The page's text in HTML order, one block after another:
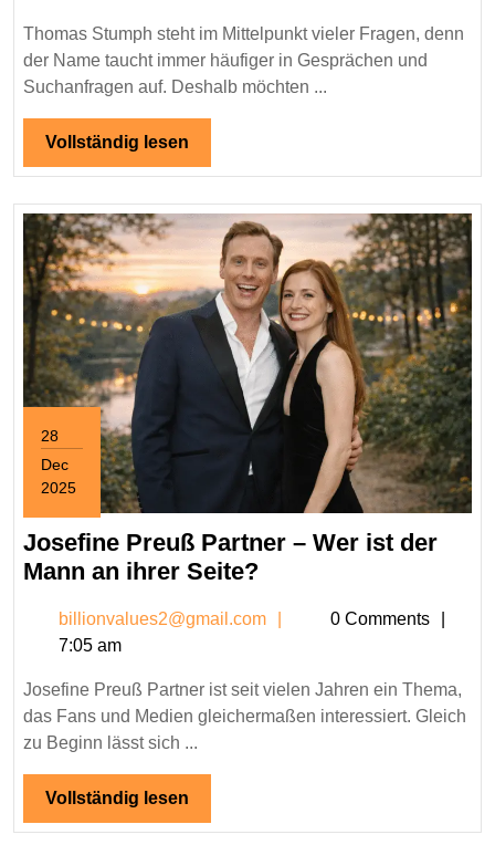
Bedeutung
und
öffentliche
Wahrnehmung
Thomas Stumph steht im Mittelpunkt vieler Fragen, denn
der Name taucht immer häufiger in Gesprächen und
Suchanfragen auf. Deshalb möchten ...
Vollständig lesen
lesen
28
Dec
2025
December
28,
2025
Josefine Preuß Partner – Wer ist der
Mann an ihrer Seite?Josefine
Partner
Wer
ist
ihrer
billionvalues2@gmail.com
0 Comments
7:05 am
Josefine Preuß Partner ist seit vielen Jahren ein Thema,
das Fans und Medien gleichermaßen interessiert. Gleich
zu Beginn lässt sich ...
Vollständig lesen
lesen